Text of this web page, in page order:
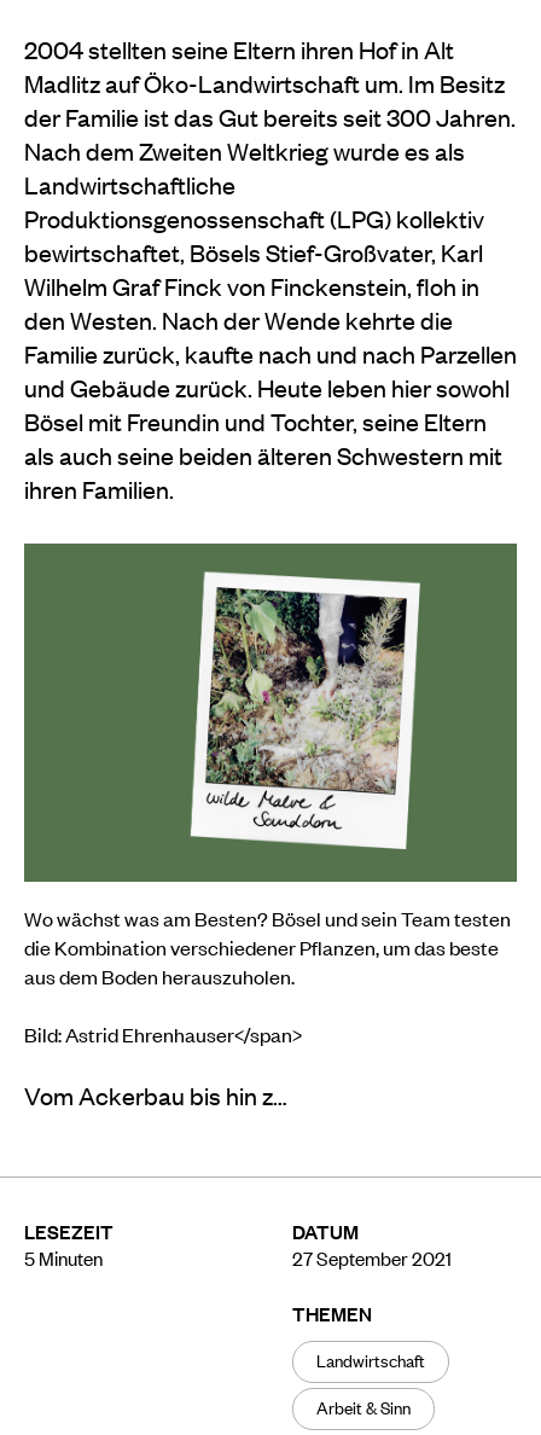
LESEZEIT
5Minuten
DATUM
27 September 2021
THEMEN
Landwirtschaft
Arbeit & Sinn
2004 stellten seine Eltern ihren Hof in Alt
Madlitz aufÖko-Landwirtschaft um. Im Besitz
der Familie ist dasGut bereits seit 300 Jahren.
Nach dem Zweiten Weltkrieg wurde es als
Landwirtschaftliche
Produktionsgenossenschaft (LPG) kollektiv
bewirtschaftet, Bösels Stief-Großvater, Karl
Wilhelm Graf Finck von Finckenstein, floh in
den Westen. Nach der Wende kehrte die
Familie zurück, kaufte nach und nach Parzellen
und Gebäude zurück. Heute leben hier sowohl
Bösel mit Freundin und Tochter, seine Eltern
als auch seine beiden älteren Schwestern mit
ihren Familien.
Wo wächst was am Besten? Bösel und sein Team testen
die Kombination verschiedener Pflanzen, um das beste
aus dem Boden herauszuholen.
Bild: Astrid Ehrenhauser</span>
Vom Ackerbau bis hin z…